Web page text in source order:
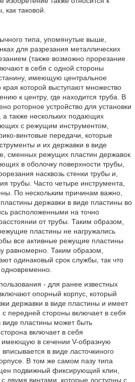
как таковой.
типа, упомянутые выше,
для разрезания металлических
(также возможно прорезание
в себя с одной стороны
имеющую центральное
края которой выступают множество
к центру, где находится труба. В
роторное устройство для установки
также нескольких подающих
с режущим инструментом,
винтовые передачи, которые
и их державки в виде
сменных режущих пластин державок
в оболочку поверхности трубы,
насквозь стенки трубы и,
трубы. Часто четыре инструмента,
По нескольким причинам важно,
державки в виде пластины во
расположенными на точно
от трубы. Таким образом,
пластины не нагружались
все активные режущие пластины
равномерно. Таким образом,
одинаковый срок службы, так что
- для ранее известных
опорный корпус, который
державки в виде пластины и имеет
передней стороны включает в себя
виде пластины может быть
включает в себя
имеющую в сечении V-образную
в виде ласточкиного
В том же самом пазу типа
подвижный фиксирующий клин,
двумя винтами, которые доступны с